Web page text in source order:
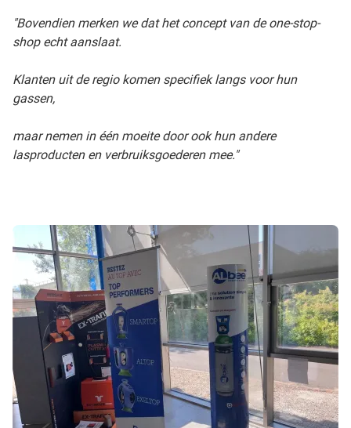
"Bovendien merken we dat het concept van de one-stop-
shop echt aanslaat.
Klanten uit de regio komen specifiek langs voor hun
gassen,
maar nemen in één moeite door ook hun andere
lasproducten en verbruiksgoederen mee."